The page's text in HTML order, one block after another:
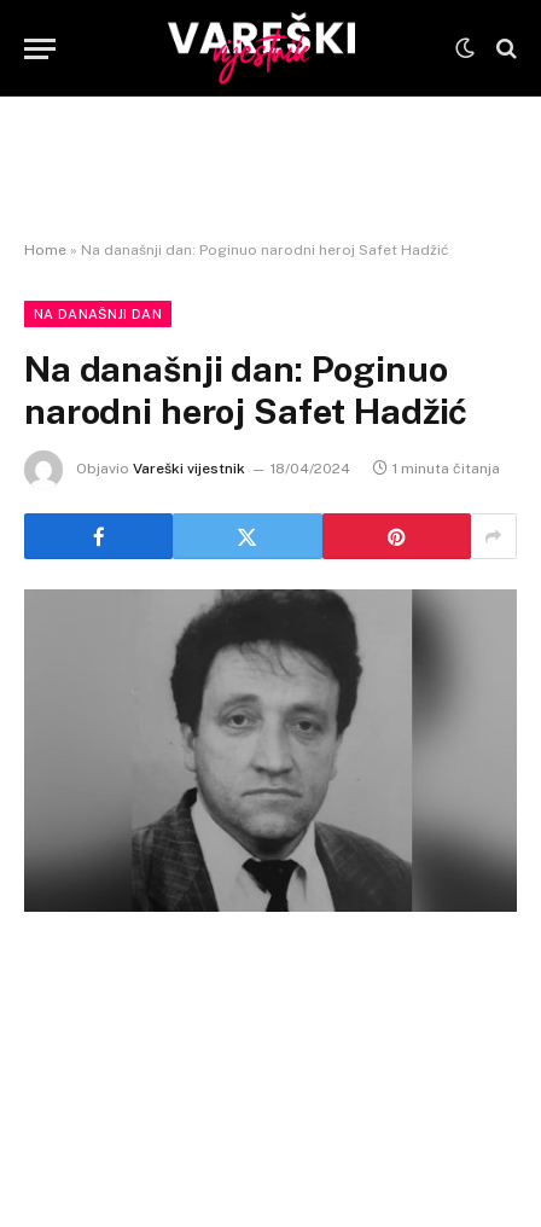
Home » Na današnji dan: Poginuo narodni heroj Safet Hadžić
NA DANAŠNJI DAN
Na današnji dan: Poginuo
narodni heroj Safet Hadžić
Objavio Vareški vijestnik 18/04/2024 1 minuta čitanja